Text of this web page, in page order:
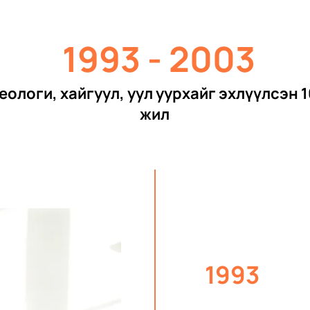
1993 - 2003
хайгуул, уул уурхайг эхлүүлсэн
жил
1993